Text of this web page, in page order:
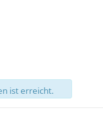
ist erreicht.